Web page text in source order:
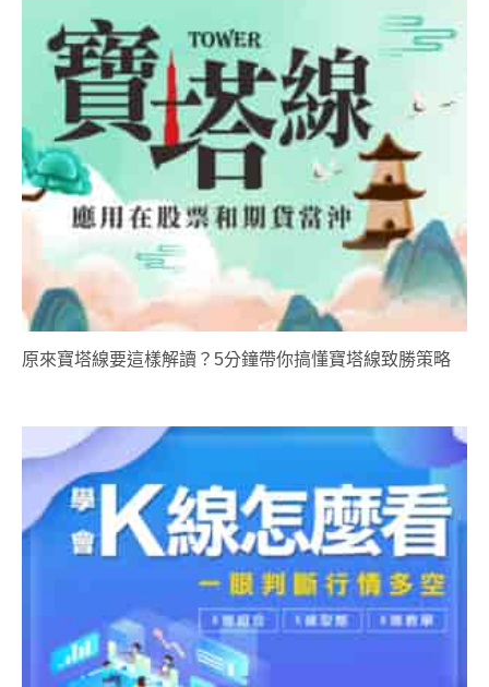
原來寶塔線要這樣解讀？5分鐘帶你搞懂寶塔線致勝策略